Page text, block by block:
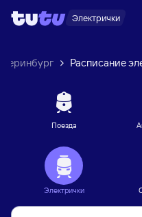
Электрички
Расписание
Поезда
Электрички